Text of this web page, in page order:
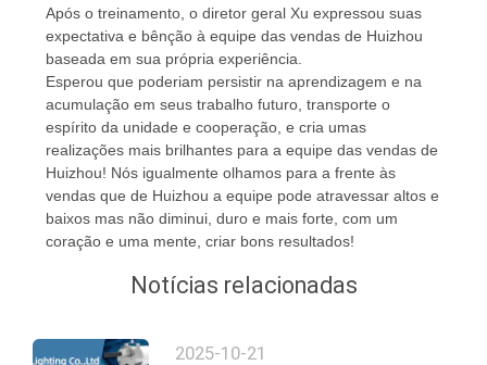
Após o treinamento, o diretor geral Xu expressou suas
expectativa e bênção à equipe das vendas de Huizhou
baseada em sua própria experiência.
Esperou que poderiam persistir na aprendizagem e na
acumulação em seus trabalho futuro, transporte o
espírito da unidade e cooperação, e cria umas
realizações mais brilhantes para a equipe das vendas de
Huizhou! Nós igualmente olhamos para a frente às
vendas que de Huizhou a equipe pode atravessar altos e
baixos mas não diminui, duro e mais forte, com um
coração e uma mente, criar bons resultados!
Notícias relacionadas
2025-10-21